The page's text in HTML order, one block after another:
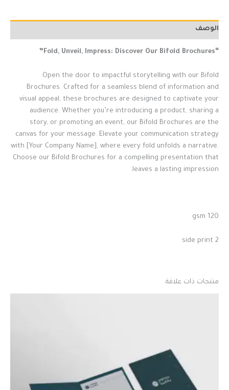
الوصف
“Fold, Unveil, Impress: Discover Our Bifold Brochures”
Open the door to impactful storytelling with our Bifold
Brochures. Crafted for a seamless blend of information and
visual appeal, these brochures are designed to captivate your
audience. Whether you’re introducing a product, sharing a
story, or promoting an event, our Bifold Brochures are the
canvas for your message. Elevate your communication strategy
with [Your Company Name], where every fold unfolds a narrative.
Choose our Bifold Brochures for a compelling presentation that
leaves a lasting impression.
120 gsm
2 side print
منتجات ذات علاقة